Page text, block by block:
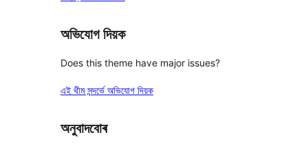
অভিযোগ দিয়ক
Does this theme have major issues?
এই থীম সন্দৰ্ভে অভিযোগ দিয়ক
অনুবাদবোৰ